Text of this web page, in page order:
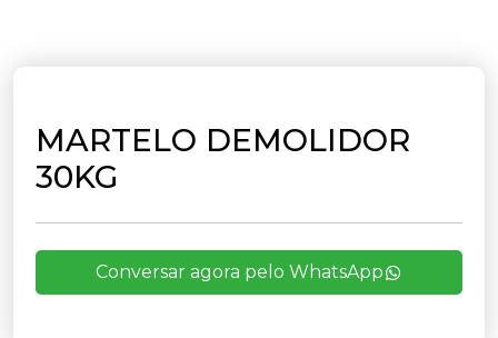
MARTELO DEMOLIDOR
30KG
Conversar agora pelo WhatsApp